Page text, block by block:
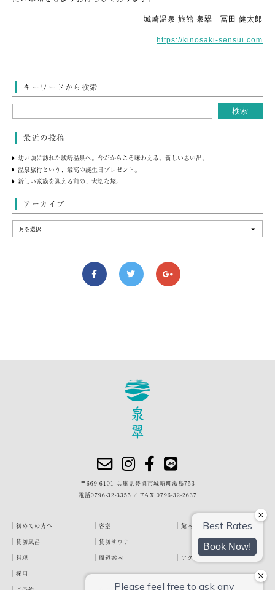
城崎温泉 旅館 泉翠 冨田 健太郎
https://kinosaki-sensui.com
キーワードから検索
最近の投稿
幼い頃に訪れた城崎温泉へ。今だからこそ味わえる、新しい思い出。
温泉旅行という、最高の誕生日プレゼント。
新しい家族を迎える前の、大切な旅。
アーカイブ
〒669-6101 兵庫県豊岡市城崎町湯島753
電話0796-32-3355 / FAX.0796-32-2637
初めての方へ 客室
館内・施設
貸切風呂
貸切サウナ
料理
周辺案内
アクセス
採用